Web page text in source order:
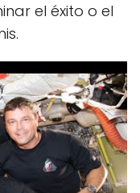
el éxito o el